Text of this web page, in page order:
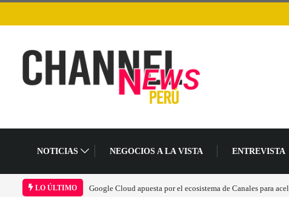
NOTICIAS NEGOCIOS A LA VISTA ENTREVISTA
LO ÚLTIMO
la era agéntica en PerúLas causas del impulso al alza en el precio de las placas base